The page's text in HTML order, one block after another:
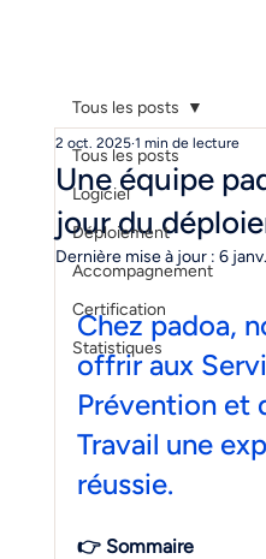
Tous les posts
Logiciel
Déploiement
Accompagnement
Certification
Statistiques
Tous les posts
Une équipe
jour du
2 oct. 2025 1 min de lecture
Dernière mise à jour : 6 janv.
Chez padoa,
offrir aux
Prévention et
Travail une
réussie.
👉 Sommaire